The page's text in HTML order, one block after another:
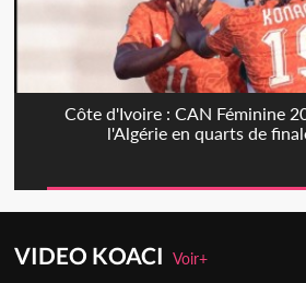
Côte d'Ivoire : CAN Féminine
l'Algérie en quarts de
VIDEO KOACIVoir+